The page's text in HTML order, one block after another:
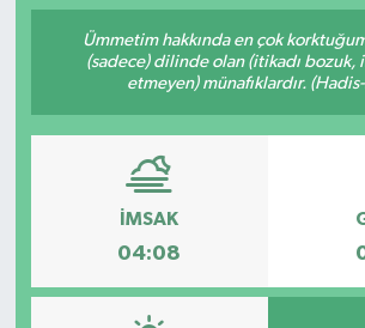
Ümmetim hakkında en çok
(sadece) dilinde olan (itikadı bozuk,
etmeyen) münafıklardır.
İMSAK
04:08